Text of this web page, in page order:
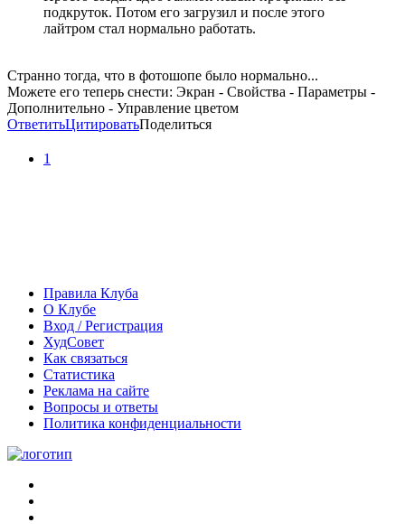
подкруток. Потом его загрузил и после этого
лайтром стал нормально работать.
Странно тогда, что в фотошопе было нормально...
Можете его теперь снести: Экран - Свойства - Параметры -
Дополнительно - Управление цветом
ОтветитьЦитироватьПоделиться
1
Правила Клуба
О Клубе
Вход / Регистрация
ХудСовет
Как связаться
Статистика
Реклама на сайте
Вопросы и ответы
Политика конфиденциальности